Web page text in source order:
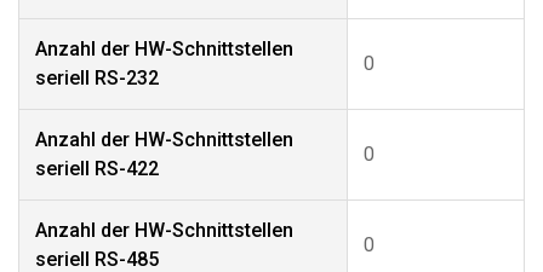
Anzahl der HW-Schnittstellen
seriell RS-232
0
Anzahl der HW-Schnittstellen
seriell RS-422
0
Anzahl der HW-Schnittstellen
seriell RS-485
0